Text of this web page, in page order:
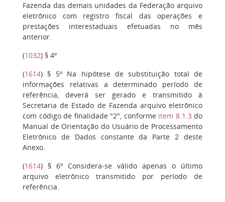
Fazenda das demais unidades da Federação arquivo
eletrônico com registro fiscal das operações e
prestações interestaduais efetuadas no mês
anterior.
(1032) § 4º
(1614) § 5ºNa hipótese de substituição total de
informações relativas a determinado período de
referência, deverá ser gerado e transmitido à
Secretaria de Estado de Fazenda arquivo eletrônico
com código de finalidade "2", conforme item 8.1.3 do
Manual de Orientação do Usuário de Processamento
Eletrônico de Dados constante da Parte 2 deste
Anexo.
(1614) § 6º Considera-se válido apenas o último
arquivo eletrônico transmitido por período de
referência.